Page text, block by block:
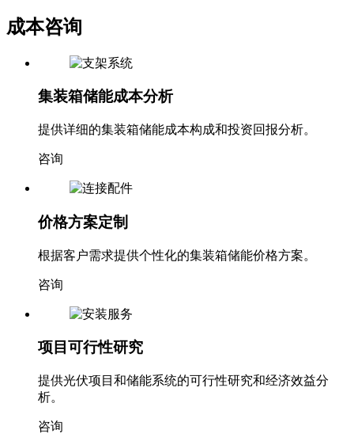
成本咨询
集装箱储能成本分析
提供详细的集装箱储能成本构成和投资回报分析。
咨询
价格方案定制
根据客户需求提供个性化的集装箱储能价格方案。
咨询
项目可行性研究
提供光伏项目和储能系统的可行性研究和经济效益分
析。
咨询